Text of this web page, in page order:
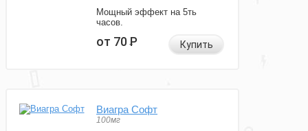
Мощный эффект на 5ть
часов.
от 70Р Купить
Виагра Софт
100мг